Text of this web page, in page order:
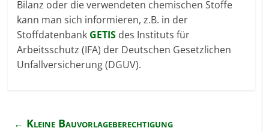
Bilanz oder die verwendeten chemischen Stoffe
kann man sich informieren, z.B. in der
Stoffdatenbank GETIS des Instituts für
Arbeitsschutz (IFA) der Deutschen Gesetzlichen
Unfallversicherung (DGUV).
← Kleine Bauvorlage­berechtigung